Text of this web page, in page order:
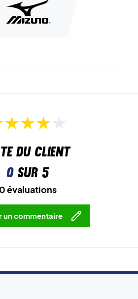
sur le terrain - achetez cette paire
du client
0sur 5
0 évaluations
un commentaire